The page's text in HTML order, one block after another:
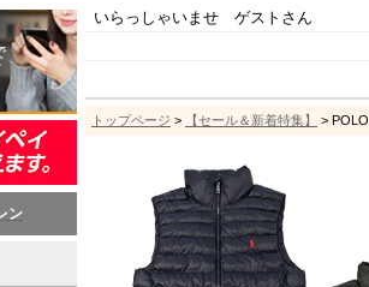
ン
いらっしゃいませ ゲストさん
トップページ > 【セール＆新着特集】 >